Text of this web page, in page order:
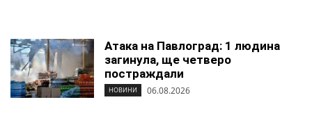
Атака на Павлоград: 1 людина
загинула, ще четверо
постраждали
НОВИНИ 06.08.2026